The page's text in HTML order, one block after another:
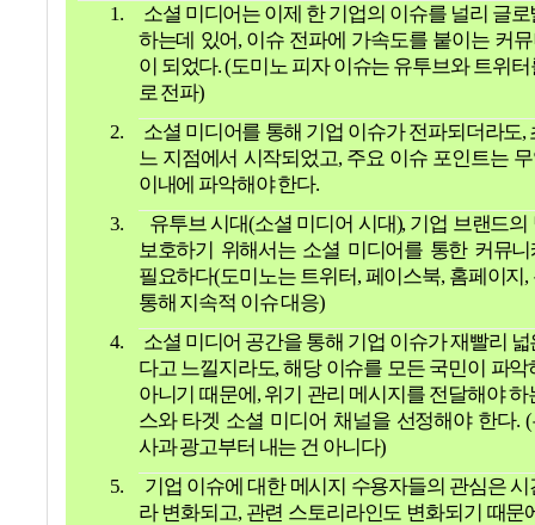
1.
소셜 미디어는 이제 한 기업의 이슈를 널리 글
하는데 있어, 이슈 전파에 가속도를 붙이는 커
이 되었다. (도미노 피자 이슈는 유투브와 트위
로 전파)
2.
소셜 미디어를 통해 기업 이슈가 전파되더라도,
느 지점에서 시작되었고, 주요 이슈 포인트는
이내에 파악해야 한다.
3.
유투브 시대(소셜 미디어 시대), 기업 브랜드의
보호하기 위해서는 소셜 미디어를 통한 커뮤
필요하다(도미노는 트위터,페이스북, 홈페이지,
통해 지속적 이슈 대응)
4.
소셜 미디어 공간을 통해 기업 이슈가 재빨리
다고 느낄지라도,해당 이슈를 모든 국민이 파악
아니기 때문에,위기 관리 메시지를 전달해야 하
스와 타겟 소셜 미디어 채널을 선정해야 한다. (
사과 광고부터 내는 건 아니다)
5.
기업 이슈에 대한 메시지 수용자들의 관심은
라 변화되고, 관련 스토리라인도 변화되기 때문